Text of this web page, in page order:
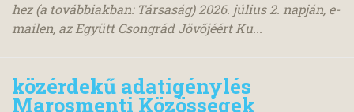
hez (a továbbiakban: Társaság) 2026. július 2. napján, e-
mailen, az Együtt Csongrád Jövőjéért Ku...
közérdekű adatigénylés
Marosmenti Közösségek